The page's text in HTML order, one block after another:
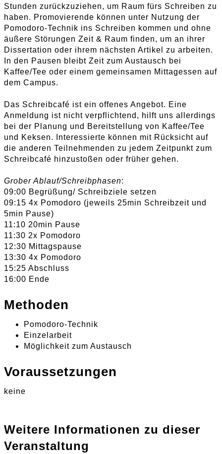
Stunden zurückzuziehen, um Raum fürs Schreiben zu
haben. Promovierende können unter Nutzung der
Pomodoro-Technik ins Schreiben kommen und ohne
äußere Störungen Zeit & Raum finden, um an ihrer
Dissertation oder ihrem nächsten Artikel zu arbeiten.
In den Pausen bleibt Zeit zum Austausch bei
Kaffee/Tee oder einem gemeinsamen Mittagessen auf
dem Campus.
Das Schreibcafé ist ein offenes Angebot. Eine
Anmeldung ist nicht verpflichtend, hilft uns allerdings
bei der Planung und Bereitstellung von Kaffee/Tee
und Keksen. Interessierte können mit Rücksicht auf
die anderen Teilnehmenden zu jedem Zeitpunkt zum
Schreibcafé hinzustoßen oder früher gehen.
Grober Ablauf/Schreibphasen:
09:00 Begrüßung/ Schreibziele setzen
09:15 4x Pomodoro (jeweils 25min Schreibzeit und
5min Pause)
11:10 20min Pause
11:30 2x Pomodoro
12:30 Mittagspause
13:30 4x Pomodoro
15:25 Abschluss
16:00 Ende
Methoden
Pomodoro-Technik
Einzelarbeit
Möglichkeit zum Austausch
Voraussetzungen
keine
Weitere Informationen zu dieser
Veranstaltung